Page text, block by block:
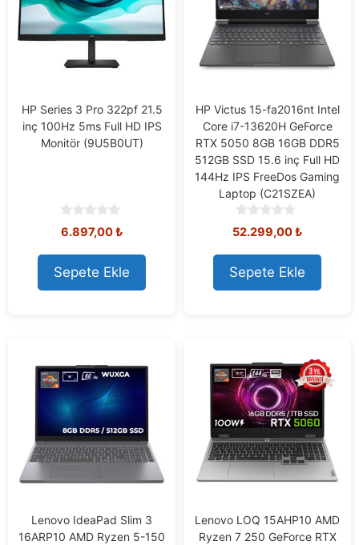
HP Series 3 Pro 322pf 21.5
inç 100Hz 5ms Full HD IPS
Monitör (9U5B0UT)
0
o
u
t
o
f
6.897,00₺
Sepete Ekle
HP Victus 15-fa2016nt Intel
Core i7-13620H GeForce
RTX 5050 8GB 16GB DDR5
512GB SSD 15.6 inç Full HD
144Hz IPS FreeDos Gaming
Laptop (C21SZEA)
0
o
u
t
o
f
52.299,00₺
Sepete Ekle
Lenovo IdeaPad Slim 3
16ARP10 AMD Ryzen 5-150
Lenovo LOQ 15AHP10 AMD
Ryzen 7 250 GeForce RTX